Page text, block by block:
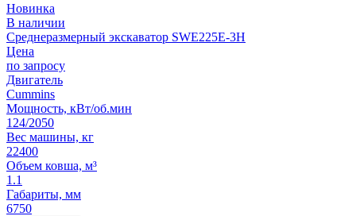
Новинка
В наличии
Среднеразмерный экскаватор SWE225E-3H
Цена
по запросу
Двигатель
Cummins
Мощность, кВт/об.мин
124/2050
Вес машины, кг
22400
Объем ковша, м³
1.1
Габариты, мм
6750